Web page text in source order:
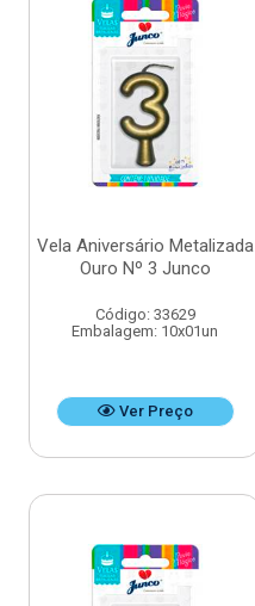
Vela Aniversário Metalizada
Ouro Nº 3 Junco
Código: 33629
Embalagem: 10x01un
Ver Preço